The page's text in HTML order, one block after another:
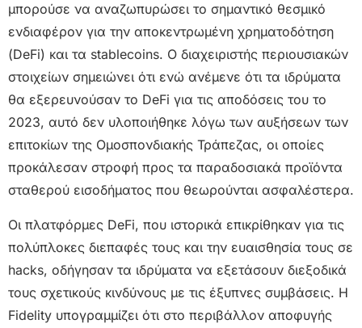
μπορούσε να αναζωπυρώσει το σημαντικό θεσμικό
ενδιαφέρον για την αποκεντρωμένη χρηματοδότηση
(DeFi) και τα stablecoins. Ο διαχειριστής περιουσιακών
στοιχείων σημειώνει ότι ενώ ανέμενε ότι τα ιδρύματα
θα εξερευνούσαν το DeFi για τις αποδόσεις του το
2023, αυτό δεν υλοποιήθηκε λόγω των αυξήσεων των
επιτοκίων της Ομοσπονδιακής Τράπεζας, οι οποίες
προκάλεσαν στροφή προς τα παραδοσιακά προϊόντα
σταθερού εισοδήματος που θεωρούνται ασφαλέστερα.
Οι πλατφόρμες DeFi, που ιστορικά επικρίθηκαν για τις
πολύπλοκες διεπαφές τους και την ευαισθησία τους σε
hacks, οδήγησαν τα ιδρύματα να εξετάσουν διεξοδικά
τους σχετικούς κινδύνους με τις έξυπνες συμβάσεις. Η
Fidelity υπογραμμίζει ότι στο περιβάλλον αποφυγής